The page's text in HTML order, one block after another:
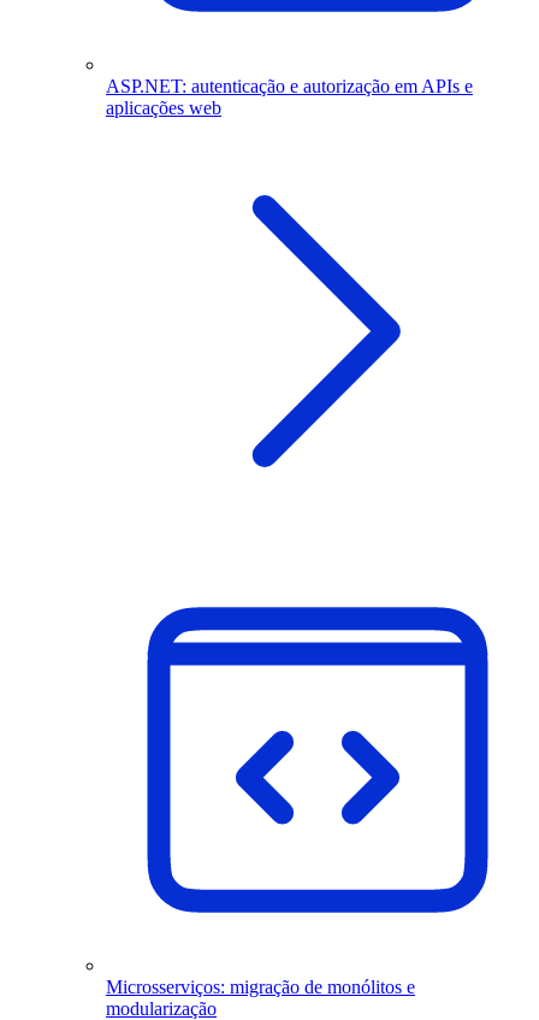
ASP.NET: autenticação e autorização em APIs e
aplicações web
Microsserviços: migração de monólitos e
modularização